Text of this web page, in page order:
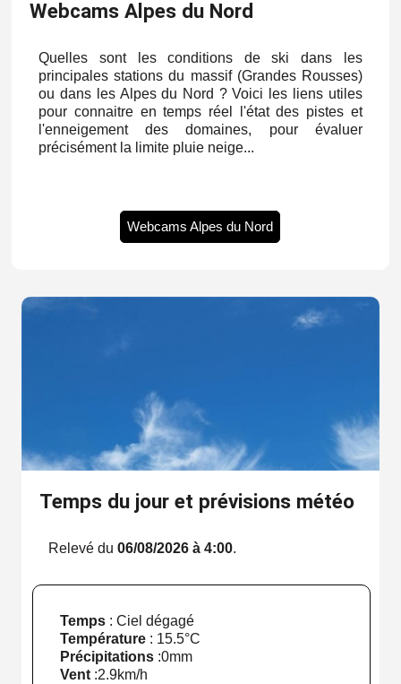
Webcams Alpes du Nord
Quelles sont les conditions de ski dans les
principales stations du massif (Grandes Rousses)
ou dans les Alpes du Nord ? Voici les liens utiles
pour connaitre en temps réel l'état des pistes et
l'enneigement des domaines, pour évaluer
précisément la limite pluie neige...
Webcams Alpes du Nord
Temps du jour et prévisions météo
Relevé du 06/08/2026 à 4:00.
Temps: Ciel dégagé
Température: 15.5°C
Précipitations:0mm
Vent:2.9km/h